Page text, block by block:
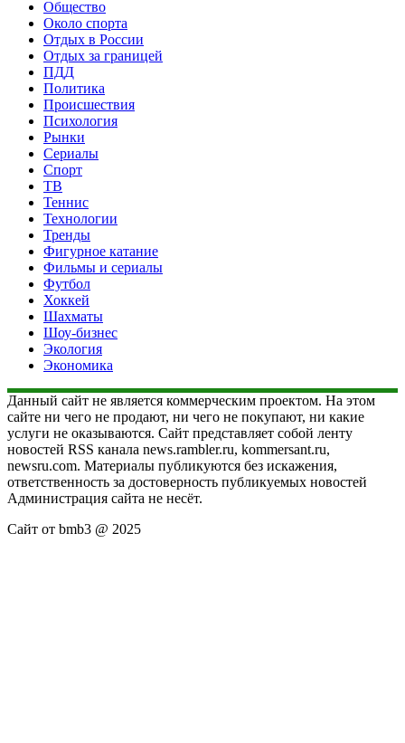
Общество
Около спорта
Отдых в России
Отдых за границей
ПДД
Политика
Происшествия
Психология
Рынки
Сериалы
Спорт
ТВ
Теннис
Технологии
Тренды
Фигурное катание
Фильмы и сериалы
Футбол
Хоккей
Шахматы
Шоу-бизнес
Экология
Экономика
Данный сайт не является коммерческим проектом. На этом
сайте ни чего не продают, ни чего не покупают, ни какие
услуги не оказываются. Сайт представляет собой ленту
новостей RSS канала news.rambler.ru, kommersant.ru,
newsru.com. Материалы публикуются без искажения,
ответственность за достоверность публикуемых новостей
Администрация сайта не несёт.
Сайт от bmb3 @ 2025